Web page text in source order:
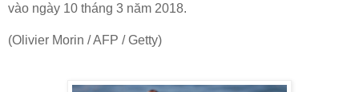
vào ngày 10 tháng 3 năm 2018.
(Olivier Morin / AFP / Getty)